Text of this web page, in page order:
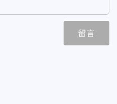
留言